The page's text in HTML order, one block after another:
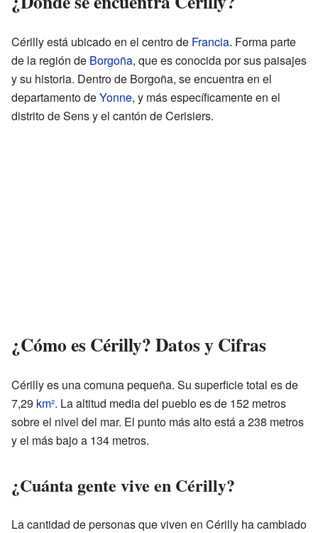
Cérilly está ubicado en el centro de Francia. Forma parte
de la región de Borgoña, que es conocida por sus paisajes
y su historia. Dentro de Borgoña, se encuentra en el
departamento deYonne, y más específicamente en el
distrito de Sens y el cantón de Cerisiers.
¿Cómo es Cérilly? Datos y Cifras
Cérilly es una comuna pequeña. Su superficie total es de
7,29 km². La altitud media del pueblo es de 152 metros
sobre el nivel del mar. El punto más alto está a 238 metros
y el más bajo a 134 metros.
¿Cuánta gente vive en Cérilly?
La cantidad de personas que viven en Cérilly ha cambiado